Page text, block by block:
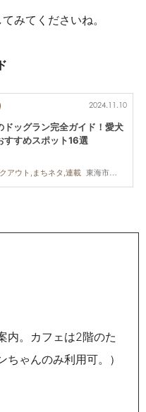
みてくださいね。
東海市,大府市,知多市,東浦町,阿久比町,半田市,常滑市,武豊町,美浜町,南知多町
2024.11.10
ドッグラン完全ガイド！愛犬
すすめスポット16選
アウト,まちネタ,連載
内。カフェは2階のた
ゃんのみ利用可。）